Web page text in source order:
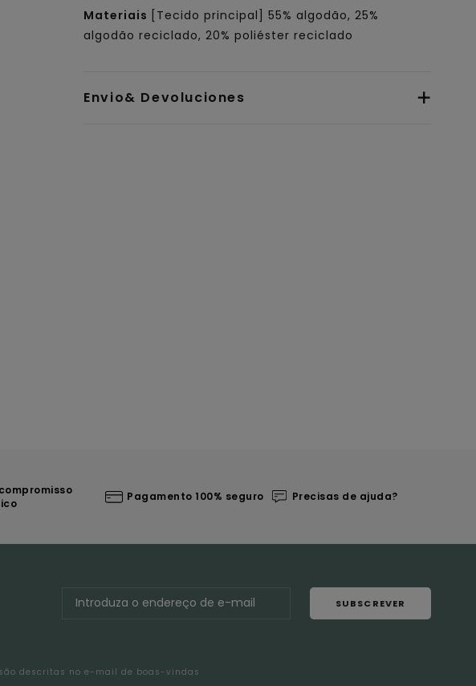
Materiais
[Tecido principal] 55% algodão, 25%
algodão reciclado, 20% poliéster reciclado
Envio& Devoluciones
Pagamento 100% seguro Precisas de ajuda?
SUBSCREVER
descritas no e-mail de boas-vindas